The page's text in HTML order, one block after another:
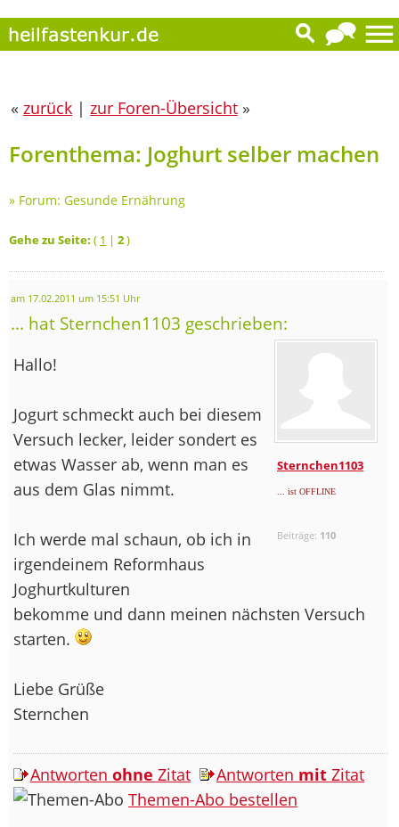
« zurück | zur Foren-Übersicht »
Forenthema: Joghurt selber machen
» Forum: Gesunde Ernährung
Gehe zu Seite: ( 1 | 2)
am 17.02.2011 um 15:51 Uhr
... hat Sternchen1103 geschrieben:
Sternchen1103
... ist OFFLINE
Beiträge: 110
Hallo!
Jogurt schmeckt auch bei diesem
Versuch lecker, leider sondert es
etwas Wasser ab, wenn man es
aus dem Glas nimmt.
Ich werde mal schaun, ob ich in
irgendeinem Reformhaus
Joghurtkulturen
bekomme und dann meinen nächsten Versuch
starten.
Liebe Grüße
Sternchen
Antworten ohne Zitat Antworten mit Zitat
Themen-Abo bestellen